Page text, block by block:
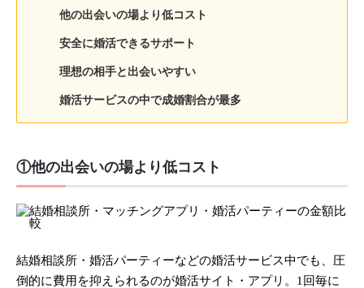
他の出会いの場より低コスト
安全に婚活できるサポート
理想の相手と出会いやすい
婚活サービスの中で成婚割合が最多
①他の出会いの場より低コスト
結婚相談所・婚活パーティーなどの婚活サービス中でも、圧
倒的に費用を抑えられるのが婚活サイト・アプリ。1回毎に